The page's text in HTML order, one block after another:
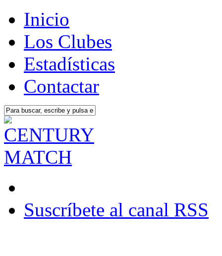
Inicio
Los Clubes
Estadísticas
Contactar
Suscríbete al canal RSS